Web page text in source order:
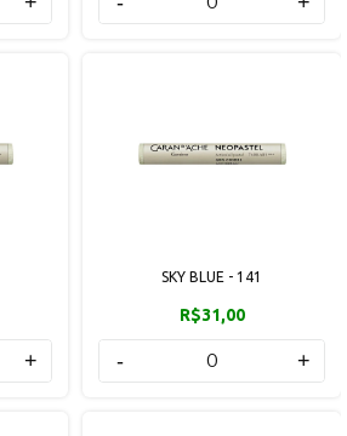
+
SKY BLUE - 141
R$31,00
- +